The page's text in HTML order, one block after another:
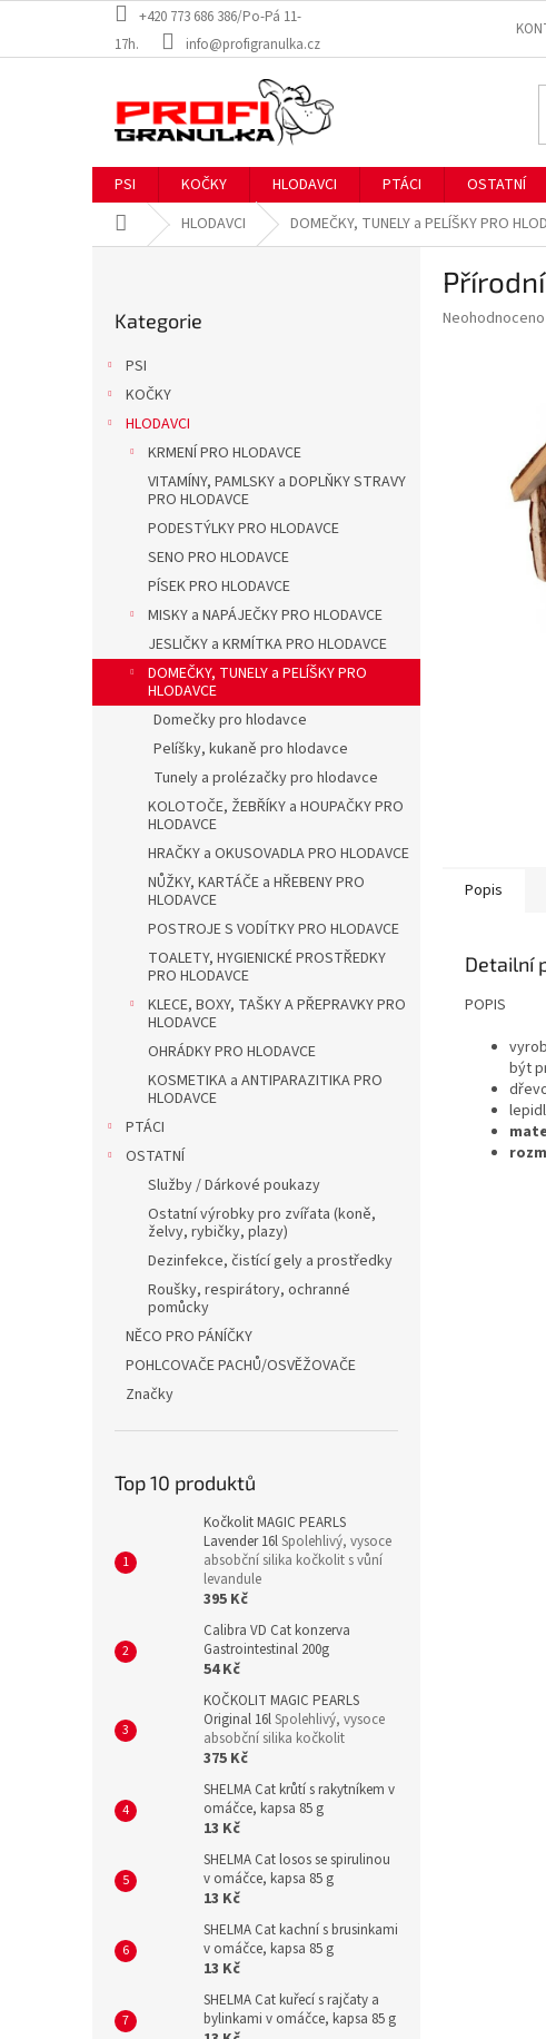
obsah
+420 773 686 386/Po-Pá 11-
17h.
info@profigranulka.cz
PSI KOČKY HLODAVCI PTÁCI OSTATNÍ
Domů HLODAVCI DOMEČKY, TUNELY a PELÍŠKY PRO
kategorie
Kategorie
PSI
KOČKY
HLODAVCI
KRMENÍ PRO HLODAVCE
VITAMÍNY, PAMLSKY a DOPLŇKY STRAVY
PRO HLODAVCE
PODESTÝLKY PRO HLODAVCE
SENO PRO HLODAVCE
PÍSEK PRO HLODAVCE
MISKY a NAPÁJEČKY PRO HLODAVCE
JESLIČKY a KRMÍTKA PRO HLODAVCE
DOMEČKY, TUNELY a PELÍŠKY PRO
HLODAVCE
Domečky pro hlodavce
Pelíšky, kukaně pro hlodavce
Tunely a prolézačky pro hlodavce
KOLOTOČE, ŽEBŘÍKY a HOUPAČKY PRO
HLODAVCE
HRAČKY a OKUSOVADLA PRO HLODAVCE
NŮŽKY, KARTÁČE a HŘEBENY PRO
HLODAVCE
POSTROJE S VODÍTKY PRO HLODAVCE
TOALETY, HYGIENICKÉ PROSTŘEDKY
PRO HLODAVCE
KLECE, BOXY, TAŠKY A PŘEPRAVKY PRO
HLODAVCE
OHRÁDKY PRO HLODAVCE
KOSMETIKA a ANTIPARAZITIKA PRO
HLODAVCE
PTÁCI
OSTATNÍ
Služby / Dárkové poukazy
Ostatní výrobky pro zvířata (koně,
želvy, rybičky, plazy)
Dezinfekce, čistící gely a prostředky
Roušky, respirátory, ochranné
pomůcky
NĚCO PRO PÁNÍČKY
POHLCOVAČE PACHŮ/OSVĚŽOVAČE
Značky
Top 10 produktů
Kočkolit MAGIC PEARLS
Lavender 16lSpolehlivý, vysoce
absobční silika kočkolit s vůní
levandule
395 Kč
Calibra VD Cat konzerva
Gastrointestinal 200g
54 Kč
KOČKOLIT MAGIC PEARLS
Original 16lSpolehlivý, vysoce
absobční silika kočkolit
375 Kč
SHELMA Cat krůtí s rakytníkem v
omáčce, kapsa 85 g
13 Kč
SHELMA Cat losos se spirulinou
v omáčce, kapsa 85 g
13 Kč
SHELMA Cat kachní s brusinkami
v omáčce, kapsa 85 g
13 Kč
SHELMA Cat kuřecí s rajčaty a
bylinkami v omáčce, kapsa 85 g
Průměrné
Neohodnoceno
Popis
Detailní
POPIS
být